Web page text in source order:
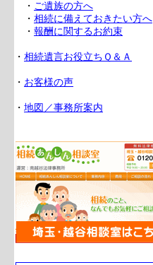
・ ご遺族の方へ
・ 相続に備えておきたい方へ
・ 報酬に関するお約束
・ 相続遺言お役立ちＱ＆Ａ
・ お客様の声
・ 地図／事務所案内